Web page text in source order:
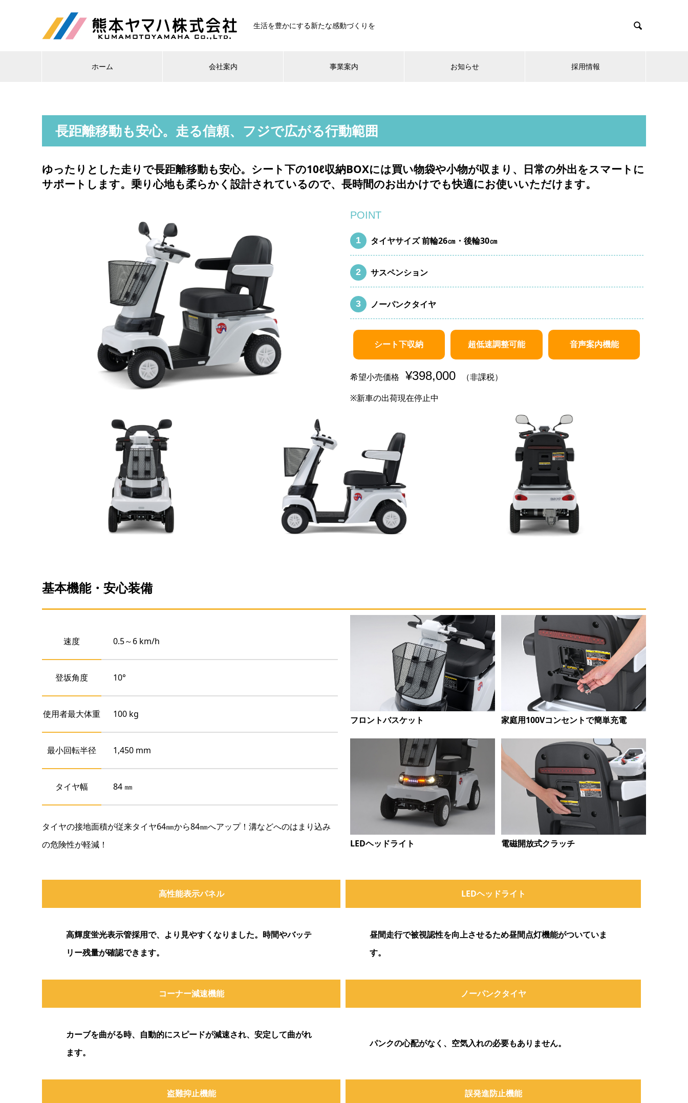
生活を豊かにする新たな感動づくりを 
ホーム 会社案内 事業案内 お知らせ 採用情報
長距離移動も安心。走る信頼、フジで広がる行動範囲
ゆったりとした走りで長距離移動も安心。シート下の10ℓ収納BOXには買い物袋や小物が収まり、日常の外出をスマートに
サポートします。乗り心地も柔らかく設計されているので、長時間のお出かけでも快適にお使いいただけます。
POINT
タイヤサイズ 前輪26㎝・後輪30㎝
サスペンション
ノーパンクタイヤ
シート下収納 超低速調整可能 音声案内機能
希望小売価格 ¥398,000
（非課税）
※新車の出荷現在停止中
基本機能・安心装備
速度 0.5～6 km/h
登坂角度 10°
使用者最大体重 100 kg
最小回転半径 1,450 mm
タイヤ幅 84 ㎜
タイヤの接地面積が従来タイヤ64㎜から84㎜へアップ！溝などへのはまり込み
の危険性が軽減！
フロントバスケット 家庭用100Vコンセントで簡単充電
LEDヘッドライト 電磁開放式クラッチ
高性能表示パネル LEDヘッドライト
高輝度蛍光表示管採用で、より見やすくなりました。時間やバッテ
リー残量が確認できます。
昼間走行で被視認性を向上させるため昼間点灯機能がついていま
す。
コーナー減速機能 ノーパンクタイヤ
カーブを曲がる時、自動的にスピードが減速され、安定して曲がれ
ます。
パンクの心配がなく、空気入れの必要もありません。
盗難抑止機能 誤発進防止機能